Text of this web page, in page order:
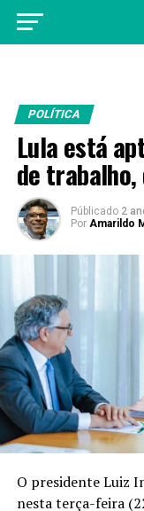
POLÍTICA
Lula está
de trabalho,
Públicado 2
Por Amarildo
O presidente Luiz
nesta terça-feira